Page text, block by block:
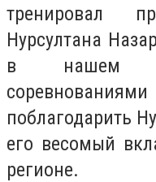
тренировал
Нурсултана
в нашем
поблагодарить
его весомый
регионе.